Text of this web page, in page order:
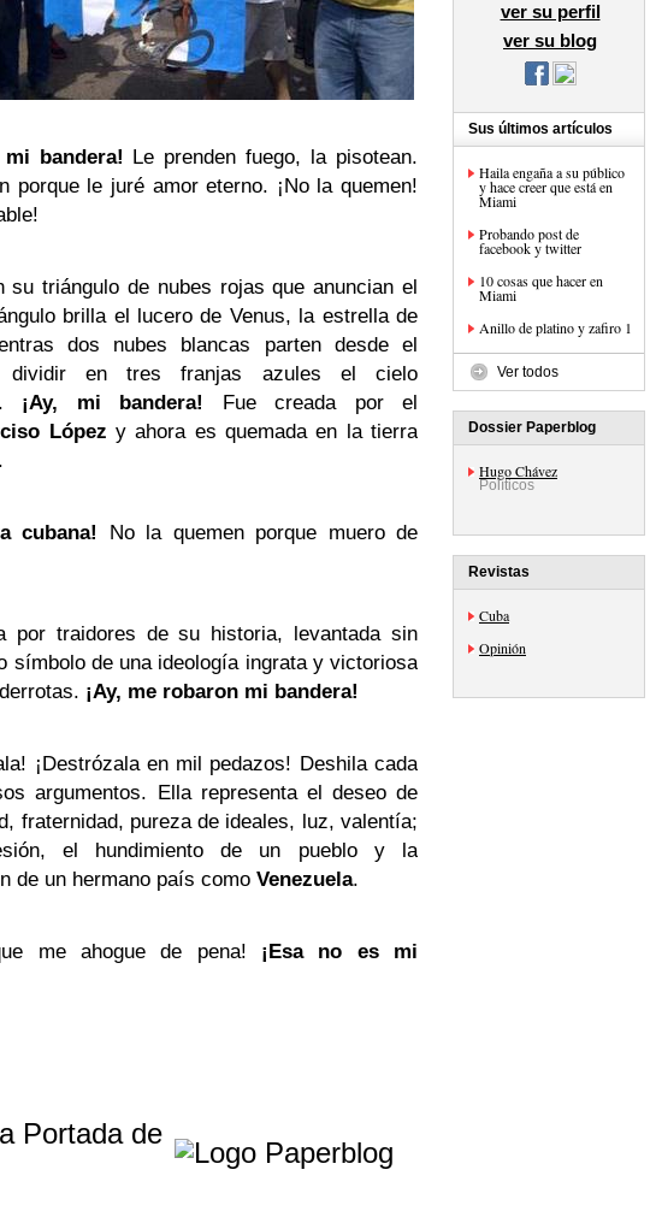
mi bandera! Le prenden fuego, la pisotean.
porque le juré amor eterno. ¡No la quemen!
su triángulo de nubes rojas que anuncian el
brilla el lucero de Venus, la estrella de
dos nubes blancas parten desde el
dividir en tres franjas azules el cielo
¡Ay, mi bandera!
Fue creada por el
López y ahora es quemada en la tierra
cubana!
No la quemen porque muero de
por traidores de su historia, levantada sin
símbolo de una ideología ingrata y victoriosa
¡Ay, me robaron mi bandera!
¡Destrózala en mil pedazos! Deshila cada
argumentos. Ella representa el deseo de
fraternidad, pureza de ideales, luz, valentía;
el hundimiento de un pueblo y la
de un hermano país como Venezuela.
me ahogue de pena! ¡Esa no es mi
Portada de
ver su perfil
ver su blog
Sus últimos artículos
Haila engaña a su público
y hace creer que está en
Miami
Probando post de
facebook y twitter
10 cosas que hacer en
Miami
Anillo de platino y zafiro 1
Ver todos
Dossier Paperblog
Hugo Chávez
Políticos
Revistas
Cuba
Opinión